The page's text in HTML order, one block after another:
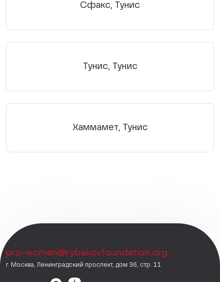
Сфакс, Тунис
Тунис, Тунис
Хаммамет, Тунис
pro-women@rybakovfoundation.org
г. Москва, Ленинградский проспект, дом 36, стр. 11